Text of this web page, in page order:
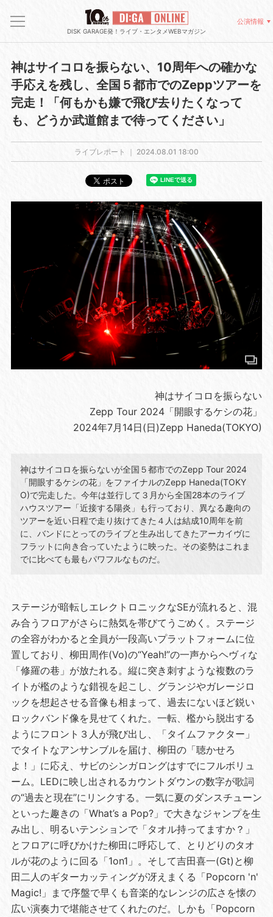
DISK GARAGE発！ライブ・エンタメWEBマガジン
公演情報
神はサイコロを振らない、10周年への確かな
手応えを残し、全国５都市でのZeppツアーを
完走！「何もかも嫌で飛び去りたくなって
も、どうか武道館まで待ってください」
ライブレポート ｜ 2024.08.01 18:00
神はサイコロを振らない
Zepp Tour 2024「開眼するケシの花」
2024年7月14日(日)Zepp Haneda(TOKYO)
神はサイコロを振らないが全国５都市でのZepp Tour 2024
「開眼するケシの花」をファイナルのZepp Haneda(TOKY
O)で完走した。今年は並行して３月から全国28本のライブ
ハウスツアー「近接する陽炎」も行っており、異なる趣向の
ツアーを近い日程で走り抜けてきた４人は結成10周年を前
に、バンドにとってのライブと生み出してきたアーカイヴに
フラットに向き合っていたように映った。その姿勢はこれま
でに比べても最もパワフルなものだ。
ステージが暗転しエレクトロニックなSEが流れると、混
み合うフロアがさらに熱気を帯びてうごめく。ステージ
の全容がわかると全員が一段高いプラットフォームに位
置しており、柳田周作(Vo)の“Yeah!”の一声からヘヴィな
「修羅の巷」が放たれる。縦に突き刺すような複数のラ
イトが檻のような錯視を起こし、グランジやガレージロ
ックを想起させる音像も相まって、過去にないほど鋭い
ロックバンド像を見せてくれた。一転、檻から脱出する
ようにフロント３人が飛び出し、「タイムファクター」
でタイトなアンサンブルを届け、柳田の「聴かせろ
よ！」に応え、サビのシンガロングはすでにフルボリュ
ーム。LEDに映し出されるカウントダウンの数字が歌詞
の“過去と現在”にリンクする。一気に夏のダンスチューン
といった趣きの「What’s a Pop?」で大きなジャンプを生
み出し、明るいテンションで「タオル持ってますか？」
とフロアに呼びかけた柳田に呼応して、とりどりのタオ
ルが花のように回る「1on1」。そして吉田喜一(Gt)と柳
田二人のギターカッティングが冴えまくる「Popcorn 'n'
Magic!」まで序盤で早くも音楽的なレンジの広さを懐の
広い演奏力で堪能させてくれたのだ。しかも「Popcorn